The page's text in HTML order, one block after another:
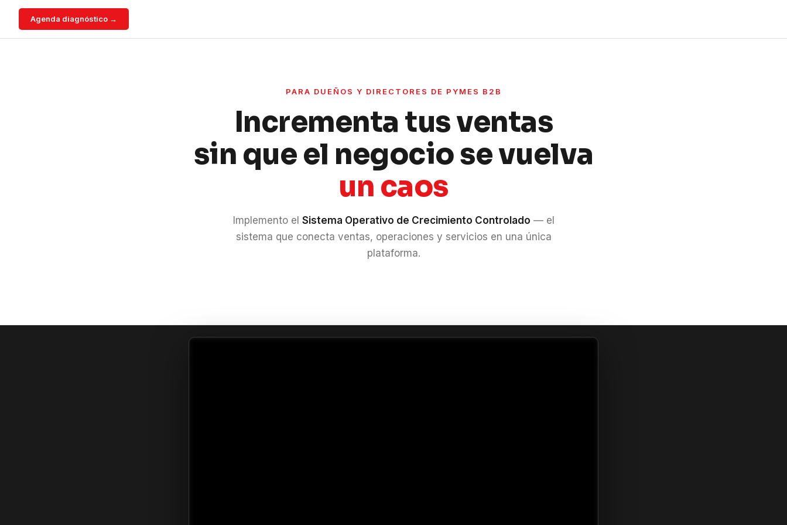
Agenda diagnóstico →
PARA DUEÑOS Y DIRECTORES DE PYMES B2B
Incrementa tus ventas
sin que el negocio se vuelva
un caos
Implemento el Sistema Operativo de Crecimiento Controlado — el
sistema que conecta ventas, operaciones y servicios en una única
plataforma.